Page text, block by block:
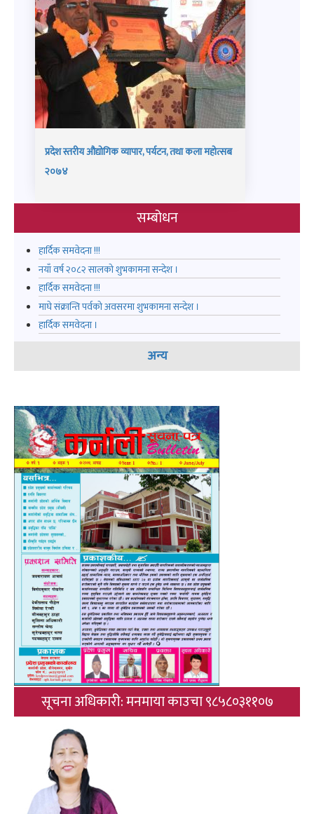
प्रदेश स्तरीय औद्योगिक व्यापार, पर्यटन, तथा कला महोत्सब
२०७४
सम्बोधन
हार्दिक समवेदना !!!
नयाँ वर्ष २०८२ सालको शुभकामना सन्देश ।
हार्दिक समवेदना !!!
माघे संक्रान्ति पर्वको अवसरमा शुभकामना सन्देश ।
हार्दिक समवेदना ।
अन्य
सूचना अधिकारी: मनमाया काउचा ९८५८०३११०७